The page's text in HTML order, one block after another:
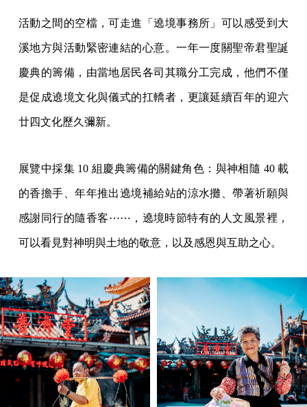
活動之間的空檔，可走進「遶境事務所」可以感受到大
溪地方與活動緊密連結的心意。一年一度關聖帝君聖誕
慶典的籌備，由當地居民各司其職分工完成，他們不僅
是促成遶境文化與儀式的扛轎者，更讓延續百年的迎六
廿四文化歷久彌新。
展覽中採集 10 組慶典籌備的關鍵角色：與神相隨 40 載
的香擔手、年年推出遶境補給站的涼水攤、帶著祈願與
感謝同行的隨香客⋯⋯，遶境時節特有的人文風景裡，
可以看見對神明與土地的敬意，以及感恩與互助之心。